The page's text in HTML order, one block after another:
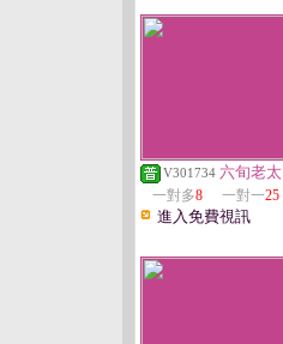
V301734 六旬老太
一對多8 一對一25
進入免費視訊